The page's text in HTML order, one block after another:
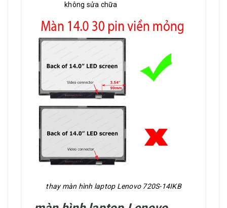
không sửa chữa
thay màn hình laptop Lenovo 720S-14IKB